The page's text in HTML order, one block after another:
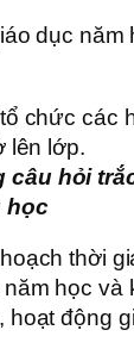
dục năm
chức các
lên lớp.
thời
học và
hoạt động